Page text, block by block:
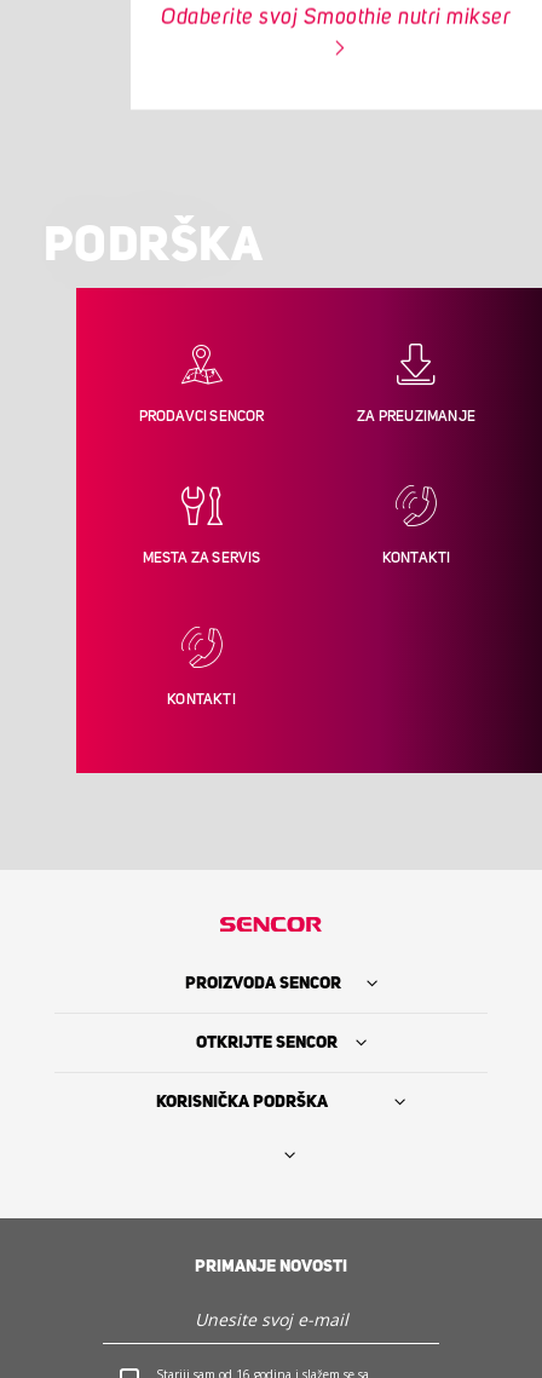
Odaberite svoj Smoothie nutri mikser
PODRŠKA
PRODAVCI SENCOR ZA PREUZIMANJE
MESTA ZA SERVIS KONTAKTI
KONTAKTI
PROIZVODA SENCOR
OTKRIJTE SENCOR
KORISNIČKA PODRŠKA
PRIMANJE NOVOSTI
Stariji sam od 16 godina i slažem se sa